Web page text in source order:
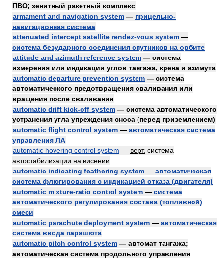
ПВО; зенитный ракетный комплекс
armament and navigation system — прицельно-
навигационная система
attenuated intercept satellite rendez-vous system —
система безударного соединения спутников на орбите
attitude and azimuth reference system — система
измерения или индикации углов тангажа, крена и азимута
automatic departure prevention system — система
автоматического предотвращения сваливания или
вращения после сваливания
automatic drift kick-off system — система автоматического
устранения угла упреждения сноса (перед приземлением)
automatic flight control system — автоматическая система
управления ЛА
automatic hovering control system — верт. система
автостабилизации на висении
automatic indicating feathering system — автоматическая
система флюгирования с индикацией отказа (двигателя)
automatic mixture-ratio control system — система
автоматического регулирования состава (топливной)
смеси
automatic parachute deployment system — автоматическая
система ввода парашюта
automatic pitch control system — автомат тангажа;
автоматическая система продольного управления